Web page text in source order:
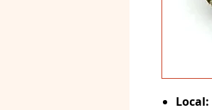
Local: